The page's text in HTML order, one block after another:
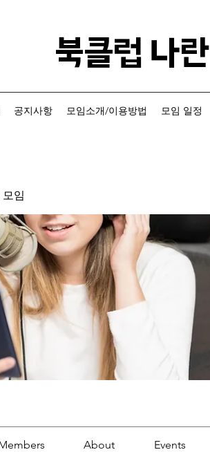
​북클럽 나란
공지사항 모임소개/이용방법 모임 일정
임
About Events